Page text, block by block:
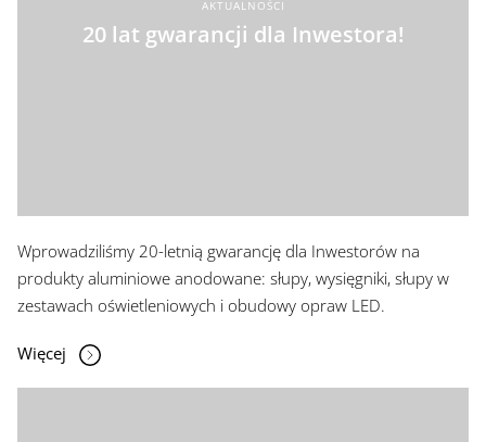
AKTUALNOŚCI
20 lat gwarancji dla Inwestora!
Wprowadziliśmy 20-letnią gwarancję dla Inwestorów na
produkty aluminiowe anodowane: słupy, wysięgniki, słupy w
zestawach oświetleniowych i obudowy opraw LED.
Więcej